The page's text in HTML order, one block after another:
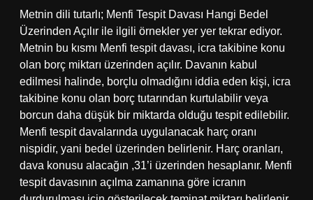
Metnin dili tutarlı; Menfi Tespit Davası Hangi Bedel
Üzerinden Açılır ile ilgili örnekler yer yer tekrar ediyor.
Metnin bu kısmı Menfi tespit davası, icra takibine konu
olan borç miktarı üzerinden açılır. Davanın kabul
edilmesi halinde, borçlu olmadığını iddia eden kişi, icra
takibine konu olan borç tutarından kurtulabilir veya
borcun daha düşük bir miktarda olduğu tespit edilebilir.
Menfi tespit davalarında uygulanacak harç oranı
nispidir, yani bedel üzerinden belirlenir. Harç oranları,
dava konusu alacağın ,31’i üzerinden hesaplanır. Menfi
tespit davasının açılma zamanına göre icranın